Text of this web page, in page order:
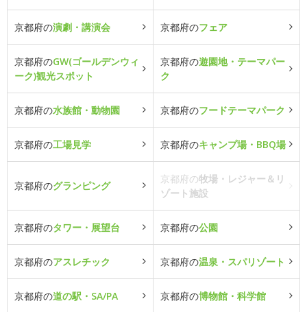
京都府の演劇・講演会 京都府のフェア
京都府のGW(ゴールデンウィ
ーク)観光スポット
京都府の遊園地・テーマパー
ク
京都府の水族館・動物園 京都府のフードテーマパーク
京都府の工場見学 京都府のキャンプ場・BBQ場
京都府のグランピング
京都府の牧場・レジャー＆リ
ゾート施設
京都府のタワー・展望台 京都府の公園
京都府のアスレチック 京都府の温泉・スパリゾート
京都府の道の駅・SA/PA 京都府の博物館・科学館